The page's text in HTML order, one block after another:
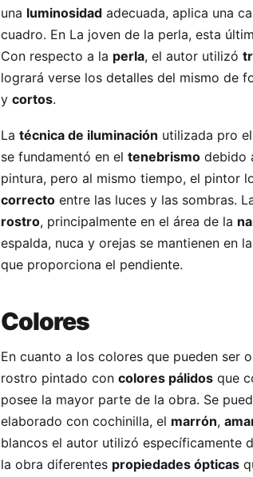
una luminosidad adecuada, aplica una
cuadro. En La joven de la perla, esta
Con respecto a la perla, el autor utilizó
logrará verse los detalles del mismo de
y cortos.
La técnica de iluminación utilizada pro
se fundamentó en el tenebrismo debido
pintura, pero al mismo tiempo, el pintor
correcto entre las luces y las sombras.
rostro, principalmente en el área de la
espalda, nuca y orejas se mantienen en
que proporciona el pendiente.
Colores
En cuanto a los colores que pueden ser
rostro pintado con colores pálidos que
posee la mayor parte de la obra. Se
elaborado con cochinilla, el marrón,
blancos el autor utilizó específicamente
la obra diferentes propiedades ópticas